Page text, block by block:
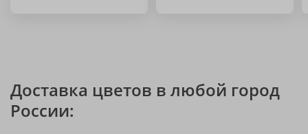
Доставка цветов в любой город
России: